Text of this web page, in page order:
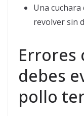
Una
revolver sin
Errores
debes
pollo